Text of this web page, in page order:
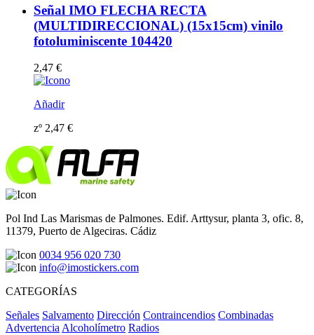
Señal IMO FLECHA RECTA
(MULTIDIRECCIONAL) (15x15cm) vinilo
fotoluminiscente 104420
2,47 €
Añadir
zº 2,47 €
Pol Ind Las Marismas de Palmones. Edif. Arttysur, planta 3, ofic. 8,
11379, Puerto de Algeciras. Cádiz
0034 956 020 730
info@imostickers.com
CATEGORÍAS
Señales Salvamento Dirección Contraincendios Combinadas
Advertencia Alcoholímetro Radios